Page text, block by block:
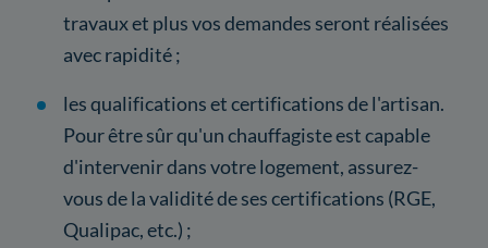
travaux et plus vos demandes seront réalisées
avec rapidité ;
les qualifications et certifications de l'artisan.
Pour être sûr qu'un chauffagiste est capable
d'intervenir dans votre logement, assurez-
vous de la validité de ses certifications (RGE,
Qualipac, etc.) ;